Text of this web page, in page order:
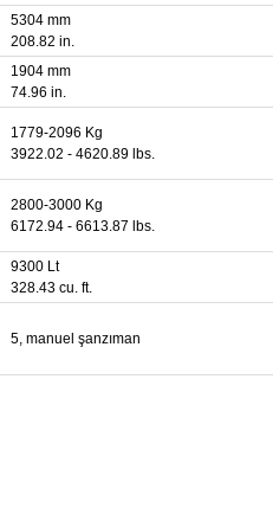
5304 mm
208.82 in.
1904 mm
74.96 in.
1779-2096 Kg
3922.02 - 4620.89 lbs.
2800-3000 Kg
6172.94 - 6613.87 lbs.
9300 Lt
328.43 cu. ft.
5, manuel şanzıman